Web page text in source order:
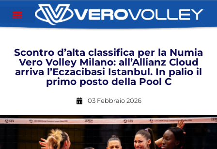
Scontro d’alta classifica per la Numia
Vero Volley Milano: all’Allianz Cloud
arriva l’Eczacibasi Istanbul. In palio il
primo posto della Pool C
03 Febbraio 2026